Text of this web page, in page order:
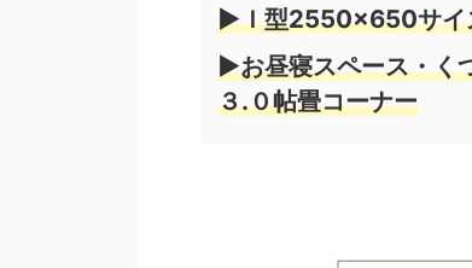
▶Ｉ型2550×650サイ
▶お昼寝スペース・く
３.０帖畳コーナー